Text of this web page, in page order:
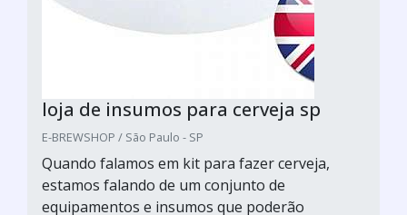
loja de insumos para cerveja sp
E-BREWSHOP / São Paulo - SP
Quando falamos em kit para fazer cerveja,
estamos falando de um conjunto de
equipamentos e insumos que poderão